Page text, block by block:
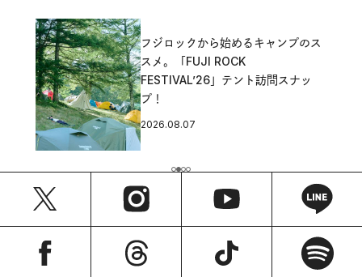
フジロックから始めるキャンプのス
スメ。「FUJI ROCK
FESTIVAL’26」テント訪問スナッ
プ！
2026.08.07